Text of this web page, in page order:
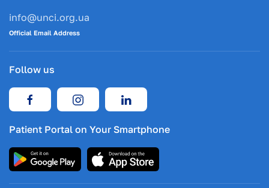
info@unci.org.ua
Official Email Address
Follow us
Patient Portal on Your Smartphone